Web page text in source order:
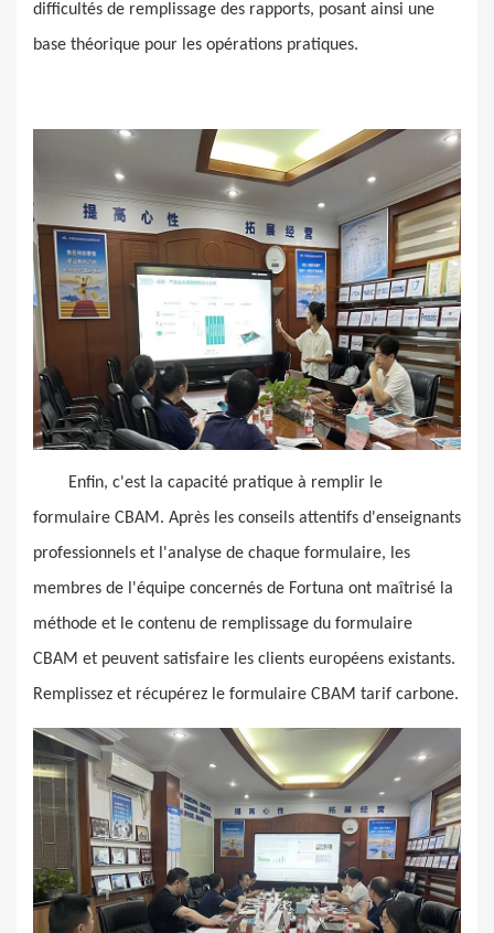
difficultés de remplissage des rapports, posant ainsi une
base théorique pour les opérations pratiques.
Enfin, c'est la capacité pratique à remplir le
formulaire CBAM. Après les conseils attentifs d'enseignants
professionnels et l'analyse de chaque formulaire, les
membres de l'équipe concernés de Fortuna ont maîtrisé la
méthode et le contenu de remplissage du formulaire
CBAM et peuvent satisfaire les clients européens existants.
Remplissez et récupérez le formulaire CBAM tarif carbone.